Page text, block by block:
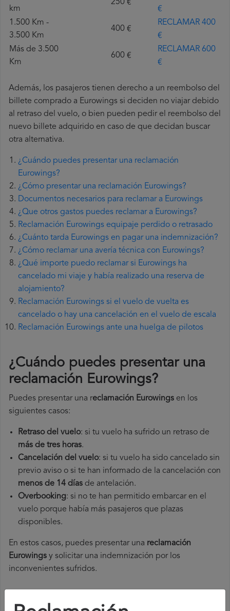
km
250 €
€
1.500 Km -
3.500 Km
400 €
RECLAMAR 400
€
Más de 3.500
Km
600 €
RECLAMAR 600
€
Además, los pasajeros tienen derecho a un reembolso del
billete comprado a Eurowings si deciden no viajar debido
al retraso del vuelo, o bien pueden pedir el reembolso del
nuevo billete adquirido en caso de que decidan buscar
otra alternativa.
¿Cuándo puedes presentar una reclamación
Eurowings?
¿Cómo presentar una reclamación Eurowings?
Documentos necesarios para reclamar a Eurowings
¿Que otros gastos puedes reclamar a Eurowings?
Reclamación Eurowings equipaje perdido o retrasado
¿Cuánto tarda Eurowings en pagar una indemnización?
¿Cómo reclamar una avería técnica con Eurowings?
¿Qué importe puedo reclamar si Eurowings ha
cancelado mi viaje y había realizado una reserva de
alojamiento?
Reclamación Eurowings si el vuelo de vuelta es
cancelado o hay una cancelación en el vuelo de escala
Reclamación Eurowings ante una huelga de pilotos
¿Cuándo puedes presentar una
reclamación Eurowings?
Puedes presentar una reclamación Eurowings en los
siguientes casos:
Retraso del vuelo: si tu vuelo ha sufrido un retraso de
más de tres horas.
Cancelación del vuelo: si tu vuelo ha sido cancelado sin
previo aviso o si te han informado de la cancelación con
menos de 14 días de antelación.
Overbooking: si no te han permitido embarcar en el
vuelo porque había más pasajeros que plazas
disponibles.
En estos casos, puedes presentar una reclamación
Eurowings​ y solicitar una indemnización por los
inconvenientes sufridos.
¿Cómo presentar una reclamación